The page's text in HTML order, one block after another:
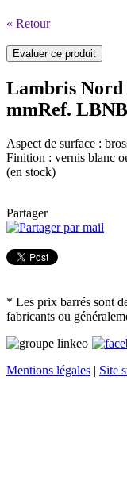
« Retour
Lambris Nord
mmRef.
Aspect de surface :
Finition : vernis blanc
(en stock)
Partager
* Les prix barrés sont
fabricants ou
Mentions légales | Site